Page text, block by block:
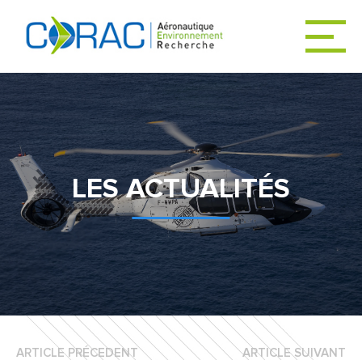
ACCUEIL
ACTUALITÉS
LE CORAC
DÉCARBONER
L’AVIATION
LES ACTUALITÉS
ARTICLE PRÉCEDENT ARTICLE SUIVANT